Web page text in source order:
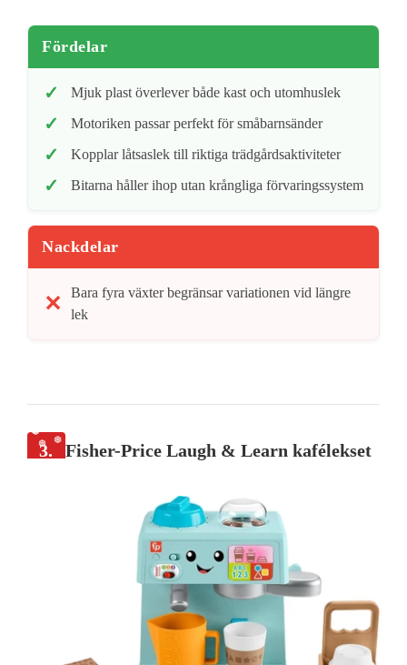
Fördelar
Mjuk plast överlever både kast och utomhuslek
Motoriken passar perfekt för småbarnsänder
Kopplar låtsaslek till riktiga trädgårdsaktiviteter
Bitarna håller ihop utan krångliga förvaringssystem
Nackdelar
Bara fyra växter begränsar variationen vid längre
lek
3. Fisher-Price Laugh & Learn kafélekset